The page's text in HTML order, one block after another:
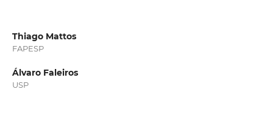
Thiago Mattos
FAPESP
Álvaro Faleiros
USP